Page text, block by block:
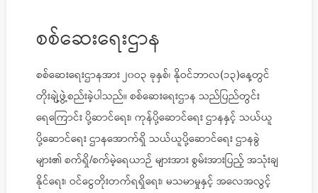
စစ်ဆေးရေးဌာန
စစ်ဆေးရေးဌာနအား ၂၀ဝ၃ ခုနှစ်၊ နိုဝင်ဘာလ(၁၃)နေ့တွင်
တိုးချဲ့ဖွဲ့စည်းခဲ့ပါသည်။ စစ်ဆေးရေးဌာန သည်ပြည်တွင်း
ရေကြောင်း ပို့ဆာင်ရေး၊ ကုန်ပို့ဆောင်ရေး ဌာနနှင့် သယ်ယူ
ပို့ဆောင်ရေး ဌာနအောက်ရှိ သယ်ယူပို့ဆောင်ရေး ဌာနခွဲ
များ၏ စက်ရှိ/စက်မဲ့ရေယာဉ် များအား စွမ်းအားပြည့် အသုံးချ
နိုင်ရေး၊ ဝင်ငွေတိုးတက်ရရှိရေး၊ မသမာမှုနှင့် အလေအလွင့်